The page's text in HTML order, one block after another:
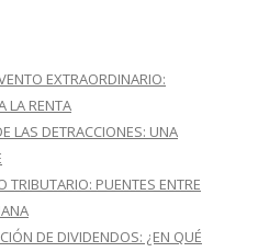
EXTRAORDINARIO:
LA RENTA
LAS DETRACCIONES: UNA
TRIBUTARIO: PUENTES ENTRE
DE DIVIDENDOS: ¿EN QUÉ